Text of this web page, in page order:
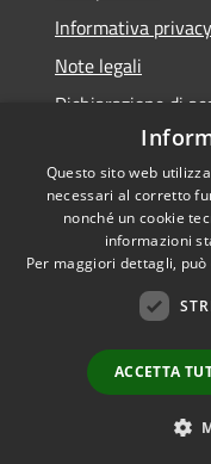
Informativa privacy
Note legali
Dichiarazione di
Accessibilità
Privacy
Questo sito web
necessari al corretto
nonché un cookie
informazioni
Per maggiori dettagli,
ACCETTA